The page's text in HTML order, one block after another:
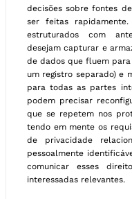
decisões sobre fontes
ser feitas
estruturados com
desejam capturar e
de dados que fluem
um registro separado) e
para todas as partes
podem precisar
que se repetem nos
tendo em mente os
de privacidade
pessoalmente
comunicar esses
interessadas relevantes.